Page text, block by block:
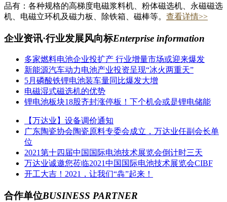
品有：各种规格的高梯度电磁浆料机、粉体磁选机、永磁磁选
机、电磁立环机及磁力板、除铁箱、磁棒等。 查看详情>>
企业资讯·行业发展风向标Enterprise information
多家燃料电池企业投扩产 行业增量市场或迎来爆发
新能源汽车动力电池产业投资呈现“冰火两重天”
5月磷酸铁锂电池装车量同比爆发大增
电磁湿式磁选机的优势
锂电池板块18股齐封涨停板！下个机会或是锂电储能
【万达业】设备调价通知
广东陶瓷协会陶瓷原料专委会成立，万达业任副会长单
位
2021第十四届中国国际电池技术展览会倒计时三天
万达业诚邀您莅临2021中国国际电池技术展览会CIBF
开工大吉！2021，让我们“犇”起来！
合作单位BUSINESS PARTNER